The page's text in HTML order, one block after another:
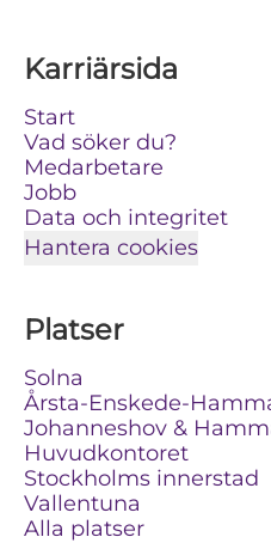
Karriärsida
Start
Vad söker du?
Medarbetare
Jobb
Data och integritet
Hantera cookies
Platser
Solna
Årsta-Enskede-
Johanneshov &
Huvudkontoret
Stockholms innerstad
Vallentuna
Alla platser